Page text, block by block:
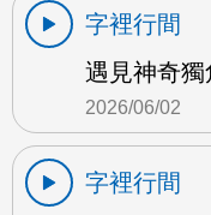
字裡行間
遇見神奇
2026/06/02
字裡行間